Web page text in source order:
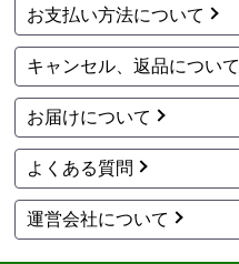
お支払い方法について
キャンセル、返品について
お届けについて
よくある質問
運営会社について